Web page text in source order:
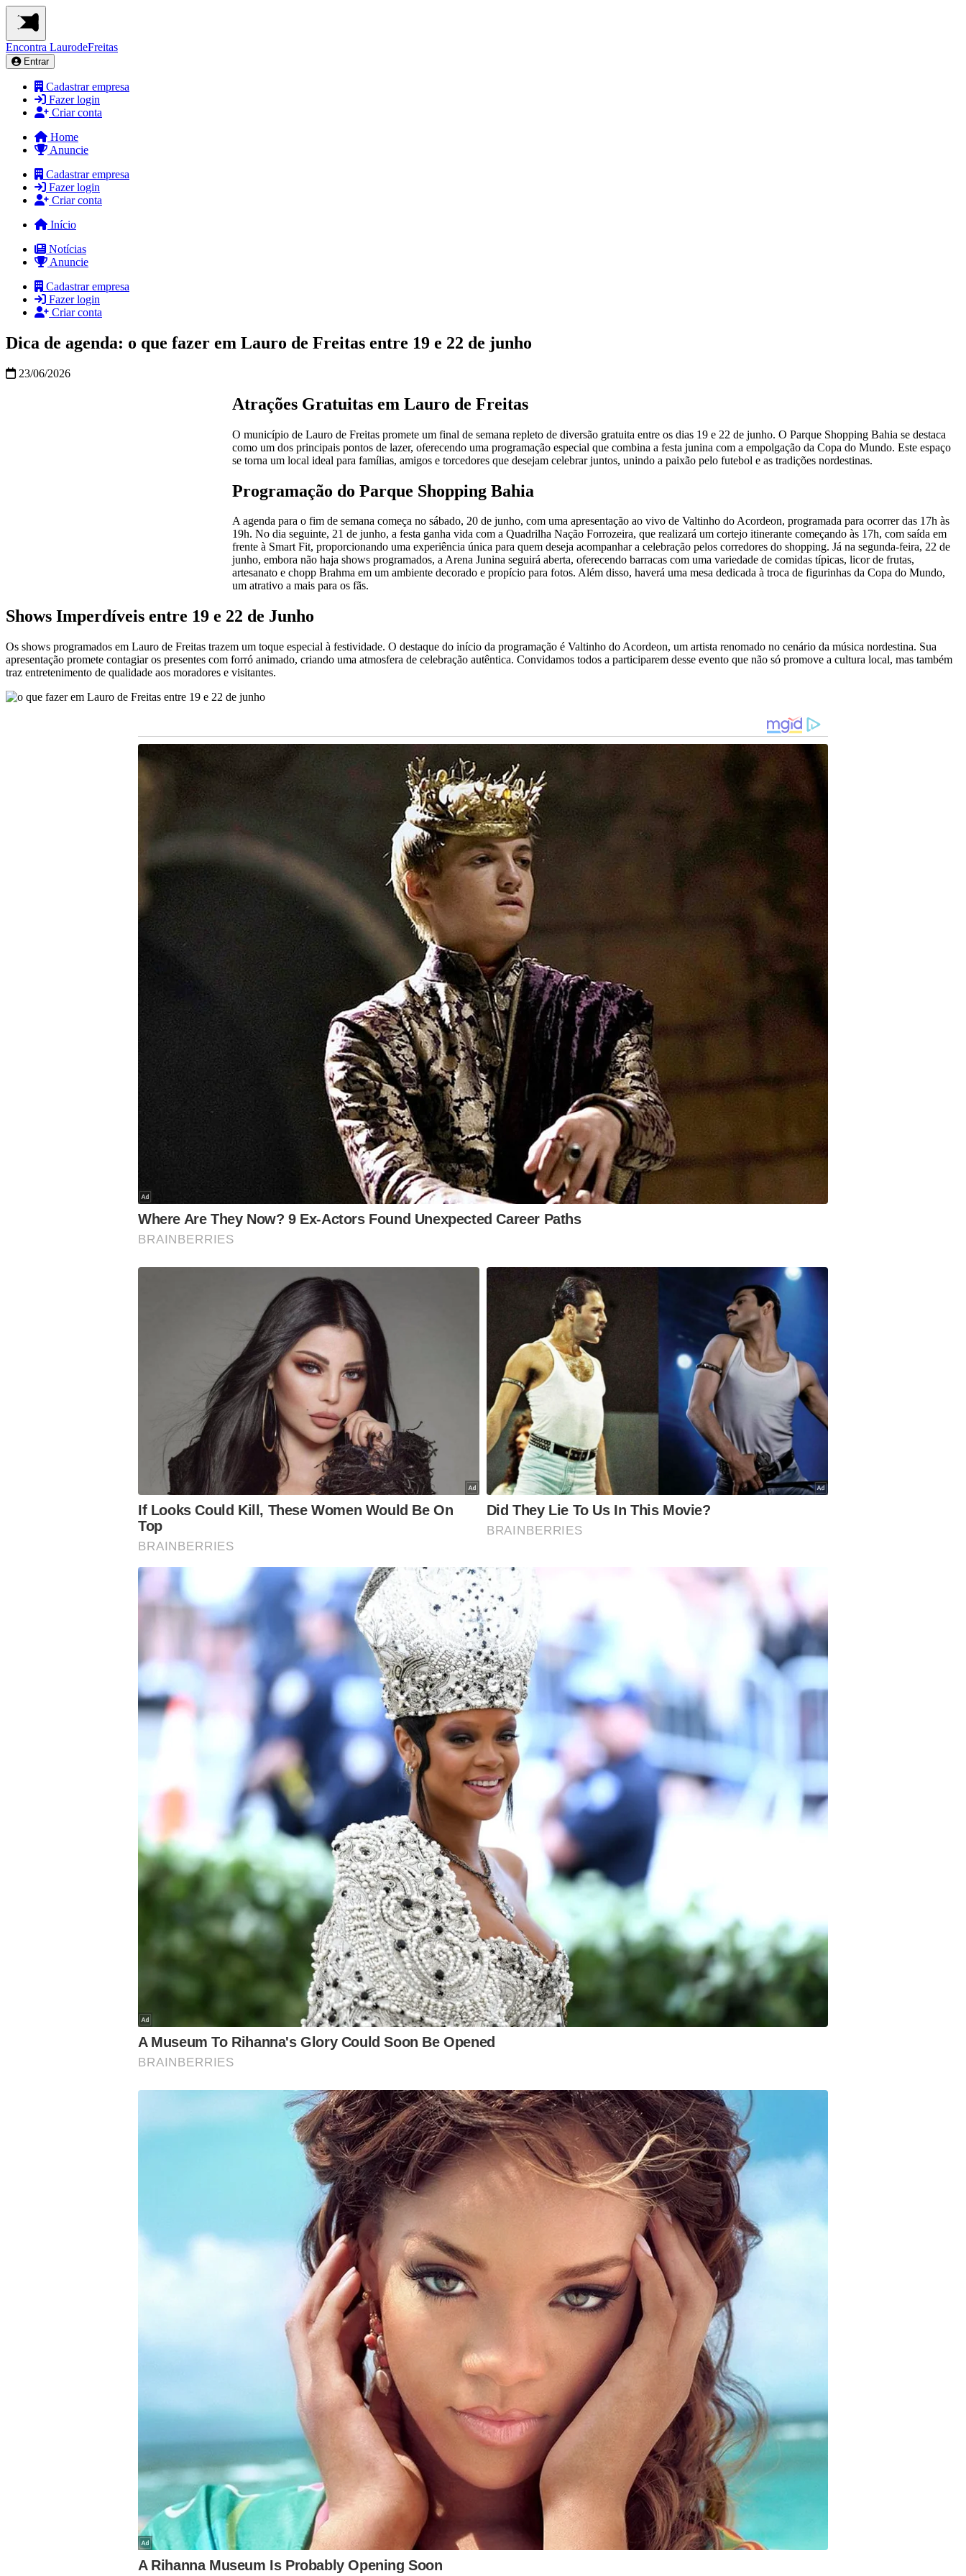
Encontra LaurodeFreitas
Entrar
Cadastrar empresa
Fazer login
Criar conta
Home
Anuncie
Cadastrar empresa
Fazer login
Criar conta
Início
Notícias
Anuncie
Cadastrar empresa
Fazer login
Criar conta
Dica de agenda: o que fazer em Lauro de Freitas entre 19 e 22 de junho
23/06/2026
Atrações Gratuitas em Lauro de Freitas
O município de Lauro de Freitas promete um final de semana repleto de diversão gratuita entre os dias 19 e 22 de junho. O Parque Shopping Bahia se destaca
como um dos principais pontos de lazer, oferecendo uma programação especial que combina a festa junina com a empolgação da Copa do Mundo. Este espaço
se torna um local ideal para famílias, amigos e torcedores que desejam celebrar juntos, unindo a paixão pelo futebol e as tradições nordestinas.
Programação do Parque Shopping Bahia
A agenda para o fim de semana começa no sábado, 20 de junho, com uma apresentação ao vivo de Valtinho do Acordeon, programada para ocorrer das 17h às
19h. No dia seguinte, 21 de junho, a festa ganha vida com a Quadrilha Nação Forrozeira, que realizará um cortejo itinerante começando às 17h, com saída em
frente à Smart Fit, proporcionando uma experiência única para quem deseja acompanhar a celebração pelos corredores do shopping. Já na segunda-feira, 22 de
junho, embora não haja shows programados, a Arena Junina seguirá aberta, oferecendo barracas com uma variedade de comidas típicas, licor de frutas,
artesanato e chopp Brahma em um ambiente decorado e propício para fotos. Além disso, haverá uma mesa dedicada à troca de figurinhas da Copa do Mundo,
um atrativo a mais para os fãs.
Shows Imperdíveis entre 19 e 22 de Junho
Os shows programados em Lauro de Freitas trazem um toque especial à festividade. O destaque do início da programação é Valtinho do Acordeon, um artista renomado no cenário da música nordestina. Sua
apresentação promete contagiar os presentes com forró animado, criando uma atmosfera de celebração autêntica. Convidamos todos a participarem desse evento que não só promove a cultura local, mas também
traz entretenimento de qualidade aos moradores e visitantes.